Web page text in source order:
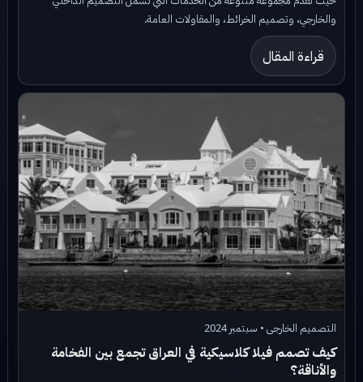
والخارجي، وتصميم الخرائط، والمقاولات العامة.
قراءة المقال
التصميم الخارجى • سبتمبر 2024
كيف تصمم فيلا كلاسيكية في العراق تجمع بين الفخامة
والأناقة؟